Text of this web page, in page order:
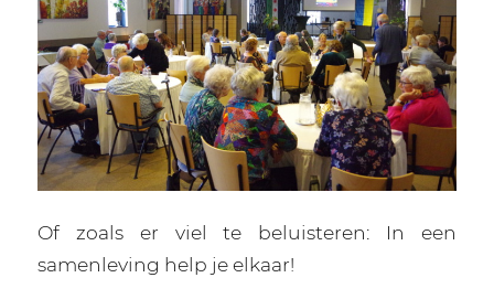
Of zoals er viel te beluisteren: In een
samenleving help je elkaar!